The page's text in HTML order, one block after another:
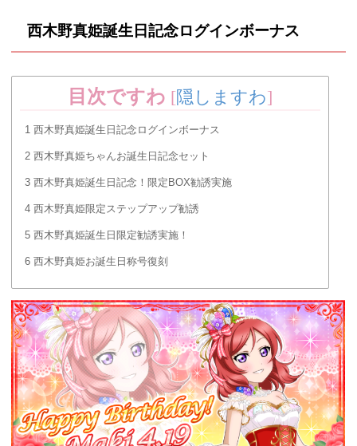
西木野真姫誕生日記念ログインボーナス
目次ですわ [隠しますわ]
1 西木野真姫誕生日記念ログインボーナス
2 西木野真姫ちゃんお誕生日記念セット
3 西木野真姫誕生日記念！限定BOX勧誘実施
4 西木野真姫限定ステップアップ勧誘
5 西木野真姫誕生日限定勧誘実施！
6 西木野真姫お誕生日称号復刻